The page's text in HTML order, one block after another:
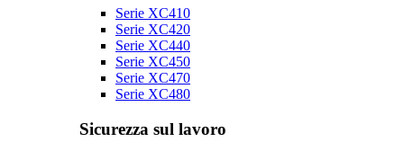
Serie XC410
Serie XC420
Serie XC440
Serie XC450
Serie XC470
Serie XC480
Sicurezza sul lavoro